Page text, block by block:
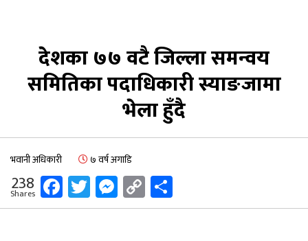
देशका ७७ वटै जिल्ला समन्वय
समितिका पदाधिकारी स्याङजामा
भेला हुँदै
भवानी अधिकारी ७ वर्ष अगाडि
238
Shares Facebook
Twitter
Messenger
Copy
Link